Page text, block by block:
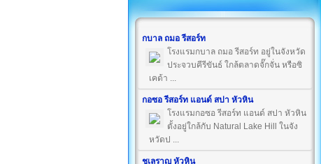
กบาล ถมอ รีสอร์ท
โรงแรมกบาล ถมอ รีสอร์ท อยู่ในจังหวัด
ประจวบคีรีขันธ์ ใกล้ตลาดจั๊กจั่น หรือซิ
เคด้า ...
กอซอ รีสอร์ท แอนด์ สปา หัวหิน
โรงแรมกอซอ รีสอร์ท แอนด์ สปา หัวหิน
ตั้งอยู่ใกล้กับ Natural Lake Hill ในจัง
หวัดป ...
ชเลราญ หัวหิน